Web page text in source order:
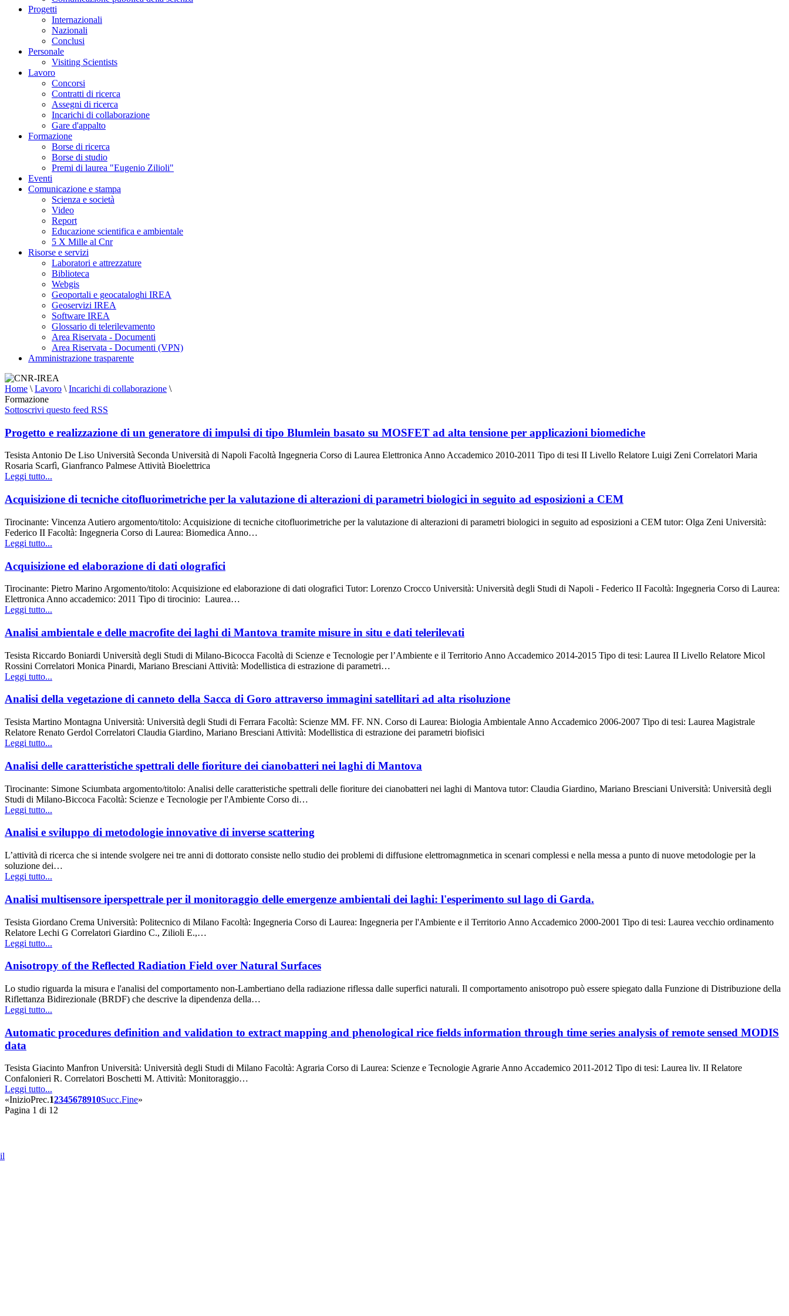
Progetti
Internazionali
Nazionali
Conclusi
Personale
Visiting Scientists
Lavoro
Concorsi
Contratti di ricerca
Assegni di ricerca
Incarichi di collaborazione
Gare d'appalto
Formazione
Borse di ricerca
Borse di studio
Premi di laurea "Eugenio Zilioli"
Eventi
Comunicazione e stampa
Scienza e società
Video
Report
Educazione scientifica e ambientale
5 X Mille al Cnr
Risorse e servizi
Laboratori e attrezzature
Biblioteca
Webgis
Geoportali e geocataloghi IREA
Geoservizi IREA
Software IREA
Glossario di telerilevamento
Area Riservata - Documenti
Area Riservata - Documenti (VPN)
Amministrazione trasparente
Home \ Lavoro \ Incarichi di collaborazione \
Formazione
Sottoscrivi questo feed RSS
Progetto e realizzazione di un generatore di impulsi di tipo Blumlein basato su MOSFET ad alta tensione per applicazioni biomediche
Tesista Antonio De Liso Università Seconda Università di Napoli Facoltà Ingegneria Corso di Laurea Elettronica Anno Accademico 2010-2011 Tipo di tesi II Livello Relatore Luigi Zeni Correlatori Maria
Rosaria Scarfì, Gianfranco Palmese Attività Bioelettrica
Leggi tutto...
Acquisizione di tecniche citofluorimetriche per la valutazione di alterazioni di parametri biologici in seguito ad esposizioni a CEM
Tirocinante: Vincenza Autiero argomento/titolo: Acquisizione di tecniche citofluorimetriche per la valutazione di alterazioni di parametri biologici in seguito ad esposizioni a CEM tutor: Olga Zeni Università:
Federico II Facoltà: Ingegneria Corso di Laurea: Biomedica Anno…
Leggi tutto...
Acquisizione ed elaborazione di dati olografici
Tirocinante: Pietro Marino Argomento/titolo: Acquisizione ed elaborazione di dati olografici Tutor: Lorenzo Crocco Università: Università degli Studi di Napoli - Federico II Facoltà: Ingegneria Corso di Laurea:
Elettronica Anno accademico: 2011 Tipo di tirocinio: Laurea…
Leggi tutto...
Analisi ambientale e delle macrofite dei laghi di Mantova tramite misure in situ e dati telerilevati
Tesista Riccardo Boniardi Università degli Studi di Milano-Bicocca Facoltà di Scienze e Tecnologie per l’Ambiente e il Territorio Anno Accademico 2014-2015 Tipo di tesi: Laurea II Livello Relatore Micol
Rossini Correlatori Monica Pinardi, Mariano Bresciani Attività: Modellistica di estrazione di parametri…
Leggi tutto...
Analisi della vegetazione di canneto della Sacca di Goro attraverso immagini satellitari ad alta risoluzione
Tesista Martino Montagna Università: Università degli Studi di Ferrara Facoltà: Scienze MM. FF. NN. Corso di Laurea: Biologia Ambientale Anno Accademico 2006-2007 Tipo di tesi: Laurea Magistrale
Relatore Renato Gerdol Correlatori Claudia Giardino, Mariano Bresciani Attività: Modellistica di estrazione dei parametri biofisici
Leggi tutto...
Analisi delle caratteristiche spettrali delle fioriture dei cianobatteri nei laghi di Mantova
Tirocinante: Simone Sciumbata argomento/titolo: Analisi delle caratteristiche spettrali delle fioriture dei cianobatteri nei laghi di Mantova tutor: Claudia Giardino, Mariano Bresciani Università: Università degli
Studi di Milano-Biccoca Facoltà: Scienze e Tecnologie per l'Ambiente Corso di…
Leggi tutto...
Analisi e sviluppo di metodologie innovative di inverse scattering
L’attività di ricerca che si intende svolgere nei tre anni di dottorato consiste nello studio dei problemi di diffusione elettromagnmetica in scenari complessi e nella messa a punto di nuove metodologie per la
soluzione dei…
Leggi tutto...
Analisi multisensore iperspettrale per il monitoraggio delle emergenze ambientali dei laghi: l'esperimento sul lago di Garda.
Tesista Giordano Crema Università: Politecnico di Milano Facoltà: Ingegneria Corso di Laurea: Ingegneria per l'Ambiente e il Territorio Anno Accademico 2000-2001 Tipo di tesi: Laurea vecchio ordinamento
Relatore Lechi G Correlatori Giardino C., Zilioli E.,…
Leggi tutto...
Anisotropy of the Reflected Radiation Field over Natural Surfaces
Lo studio riguarda la misura e l'analisi del comportamento non-Lambertiano della radiazione riflessa dalle superfici naturali. Il comportamento anisotropo può essere spiegato dalla Funzione di Distribuzione della
Riflettanza Bidirezionale (BRDF) che descrive la dipendenza della…
Leggi tutto...
Automatic procedures definition and validation to extract mapping and phenological rice fields information through time series analysis of remote sensed MODIS
data
Tesista Giacinto Manfron Università: Università degli Studi di Milano Facoltà: Agraria Corso di Laurea: Scienze e Tecnologie Agrarie Anno Accademico 2011-2012 Tipo di tesi: Laurea liv. II Relatore
Confalonieri R. Correlatori Boschetti M. Attività: Monitoraggio…
Leggi tutto...
«InizioPrec.12345678910Succ.Fine»
Pagina 1 di 12